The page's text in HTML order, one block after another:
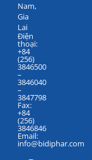
Nam,
Gia
Lai
Điện
thoại:
+84
(256)
3846500
–
3846040
–
3847798
Fax:
+84
(256)
3846846
Email:
info@bidiphar.com